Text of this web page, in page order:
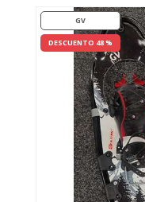
GV
DESCUENTO 48 %